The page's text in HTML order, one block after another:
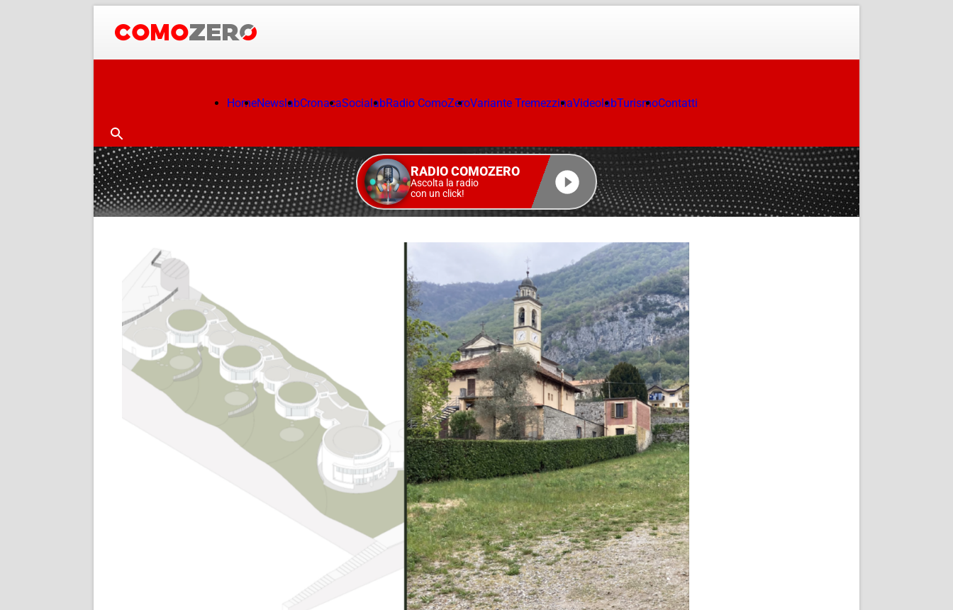
HomeNewslabCronacaSocialabRadio ComoZeroVariante TremezzinaVideolabTurismoContatti
RADIO COMOZERO
Ascolta la radio
con un click!